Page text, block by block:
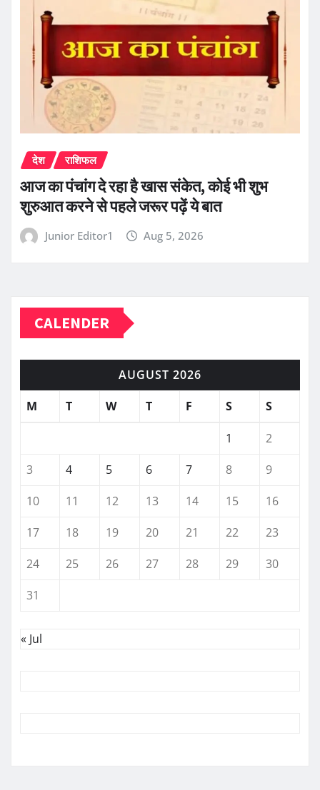
देश राशिफल
आज का पंचांग दे रहा है खास संकेत, कोई भी शुभ
शुरुआत करने से पहले जरूर पढ़ें ये बात
Junior Editor1 Aug 5, 2026
CALENDER
AUGUST 2026
M
T W T F S S
1
2
3
4 5 6 7 8
9
10
11 12 13 14 15
16
17
18 19 20 21 22
23
24
25 26 27 28 29
30
31
« Jul